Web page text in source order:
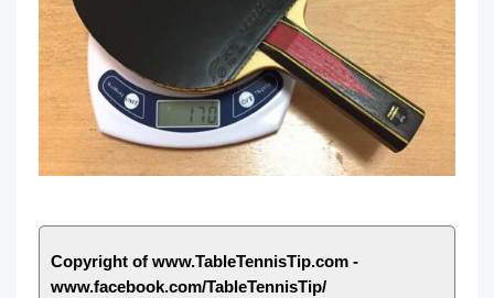
Copyright of www.TableTennisTip.com -
www.facebook.com/TableTennisTip/